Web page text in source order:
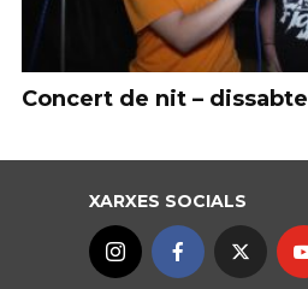
Concert de nit – dissabte
XARXES SOCIALS